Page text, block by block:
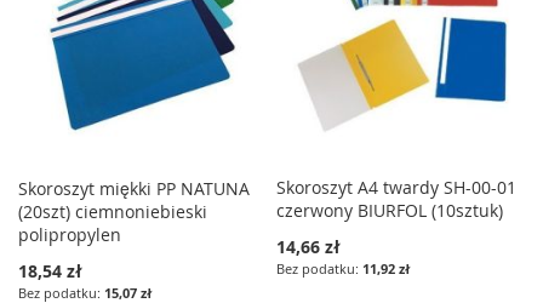
Skoroszyt miękki PP NATUNA
(20szt) ciemnoniebieski
polipropylen
18,54 zł
15,07 zł
Skoroszyt A4 twardy SH-00-01
czerwony BIURFOL (10sztuk)
14,66 zł
11,92 zł